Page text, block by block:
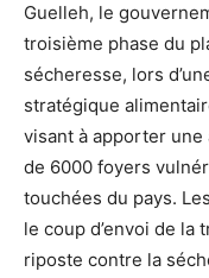
Guelleh, le
troisième phase du
sécheresse, lors
stratégique
visant à apporter
de 6000 foyers
touchées du pays.
le coup d’envoi de la
riposte contre la